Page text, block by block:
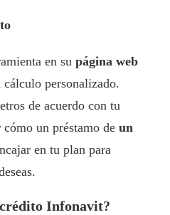
en su página web
personalizado.
de acuerdo con tu
un préstamo de un
en tu plan para
Infonavit?